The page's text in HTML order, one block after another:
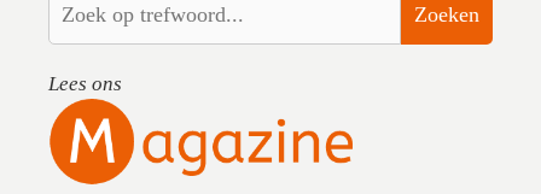
Zoeken
Lees ons